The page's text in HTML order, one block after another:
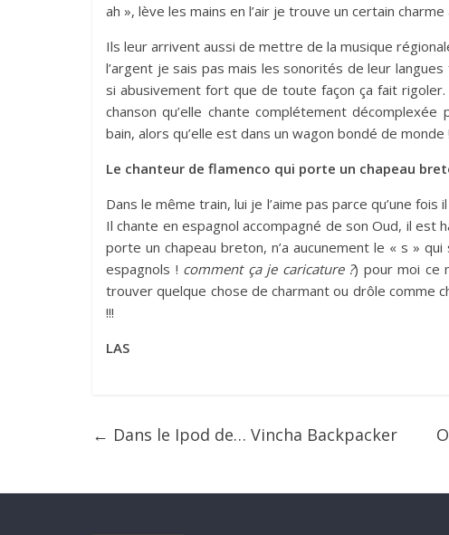
ah », lève les mains en l’air je trouve un certain charme
Ils leur arrivent aussi de mettre de la musique
l’argent je sais pas mais les sonorités de leur
si abusivement fort que de toute façon ça fait
chanson qu’elle chante complétement
bain, alors qu’elle est dans un wagon bondé de monde !
Le chanteur de flamenco qui porte un chapeau
Dans le même train, lui je l’aime pas parce qu’une
Il chante en espagnol accompagné de son Oud, il est
porte un chapeau breton, n’a aucunement le « s »
espagnols ! comment ça je caricature ?) pour moi ce
trouver quelque chose de charmant ou drôle comme
!!!
LAS
← Dans le Ipod de… Vincha Backpacker